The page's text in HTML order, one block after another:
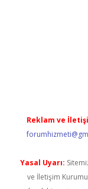
Reklam ve
Yasal Uyarı:
ve İletişim Kurumu